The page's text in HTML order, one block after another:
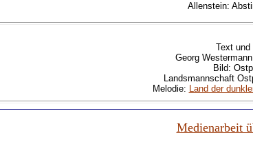
Allenstein:
Text und
Georg
Bild:
Landsmannschaft
Melodie: Land der
Medienarbeit